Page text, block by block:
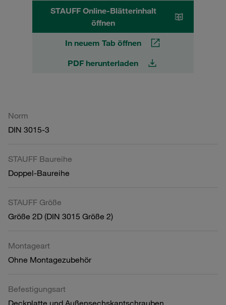
STAUFF Online-Blätterinhalt
öffnen
In neuem Tab öffnen
PDF herunterladen
Norm
DIN 3015-3
STAUFF Baureihe
Doppel-Baureihe
STAUFF Größe
Größe 2D (DIN 3015 Größe 2)
Montageart
Ohne Montagezubehör
Befestigungsart
Deckplatte und Außensechskantschrauben